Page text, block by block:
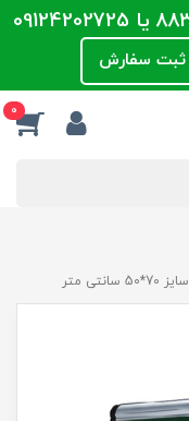
برای هماهنگی به شماره 021-88300171 یا 09124202725
ثبت سفارش
0
متر